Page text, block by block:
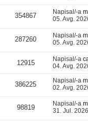
354867 Napisal/-a
05. Avg.
287260 Napisal/-a
05. Avg.
12915 Napisal/-a
04. Avg.
386225 Napisal/-a
02. Avg.
98819 Napisal/-a
31. Jul.